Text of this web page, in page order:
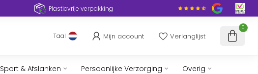
Plasticvrije verpakking
Taal Mijn account Verlanglijst
0
Sport & Afslanken Persoonlijke Verzorging Overig